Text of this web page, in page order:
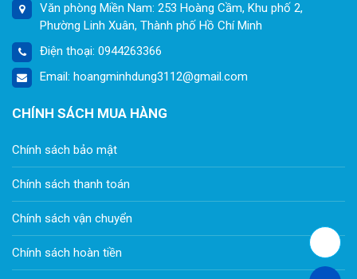
Văn phòng Miền Nam: 253 Hoàng Cầm, Khu phố 2,
Phường Linh Xuân, Thành phố Hồ Chí Minh
Điện thoại: 0944263366
Email: hoangminhdung3112@gmail.com
CHÍNH SÁCH MUA HÀNG
Chính sách bảo mật
Chính sách thanh toán
Chính sách vận chuyển
Chính sách hoàn tiền